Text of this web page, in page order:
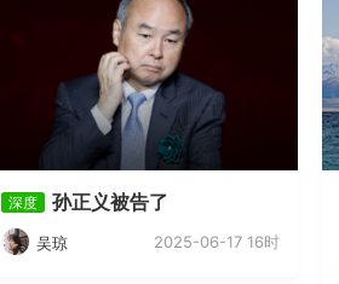
深度 孙正义被告了
吴琼 2025-06-17 16时